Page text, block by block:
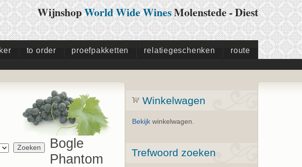
WijnshopWorld Wide WinesMolenstede - Diest
to order proefpakketten relatiegeschenken route
Bogle
Phantom
Winkelwagen
Bekijk winkelwagen.
Trefwoord zoeken